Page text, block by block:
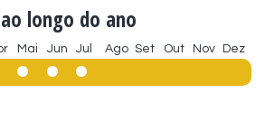
longo do ano
Mai Jun Jul Ago Set Out Nov Dez